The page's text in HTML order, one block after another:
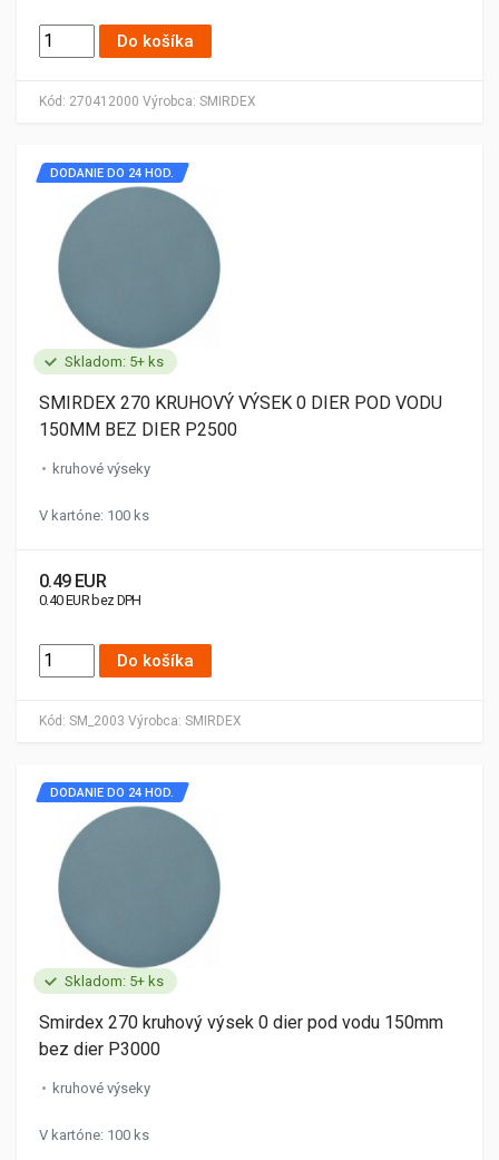
Kód: 270412000 Výrobca: SMIRDEX
Do košíka
Skladom: 5+ ks
Kód: SM_2003 Výrobca: SMIRDEX
DODANIE DO 24 HOD.
SMIRDEX 270 KRUHOVÝ VÝSEK 0 DIER POD VODU
150MM BEZ DIER P2500
kruhové výseky
V kartóne: 100 ks
0.49 EUR
0.40 EUR bez DPH
Do košíka
Skladom: 5+ ks
DODANIE DO 24 HOD.
Smirdex 270 kruhový výsek 0 dier pod vodu 150mm
bez dier P3000
kruhové výseky
V kartóne: 100 ks